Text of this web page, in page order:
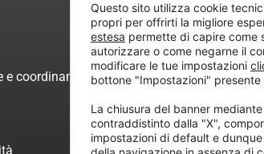
coordinamento di “Project Informatica”
Questo sito utilizza cookie
propri per offrirti la migliore
estesa permette di capire come
autorizzare o come negarne il
modificare le tue impostazioni
bottone "Impostazioni" presente
La chiusura del banner
contraddistinto dalla "X",
impostazioni di default e